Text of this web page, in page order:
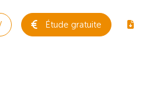
Étude gratuite